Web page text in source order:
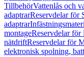
TillbehörVattenlås och
adaptrarReservdelar för
adaptrar
montageReservdelar för
nätdriftReservdelar för
elektronisk spolning,